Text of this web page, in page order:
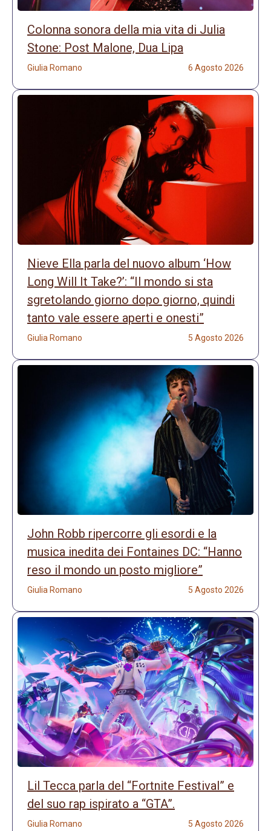
Colonna sonora della mia vita di Julia
Stone: Post Malone, Dua Lipa
Giulia Romano 6 Agosto 2026
Nieve Ella parla del nuovo album ‘How
Long Will It Take?’: “Il mondo si sta
sgretolando giorno dopo giorno, quindi
tanto vale essere aperti e onesti”
Giulia Romano 5 Agosto 2026
John Robb ripercorre gli esordi e la
musica inedita dei Fontaines DC: “Hanno
reso il mondo un posto migliore”
Giulia Romano 5 Agosto 2026
Lil Tecca parla del “Fortnite Festival” e
del suo rap ispirato a “GTA”.
Giulia Romano 5 Agosto 2026